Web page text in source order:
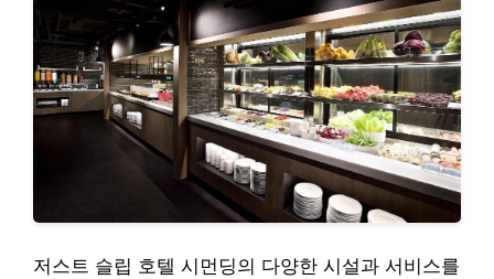
저스트 슬립 호텔 시먼딩의 다양한 시설과 서비스를